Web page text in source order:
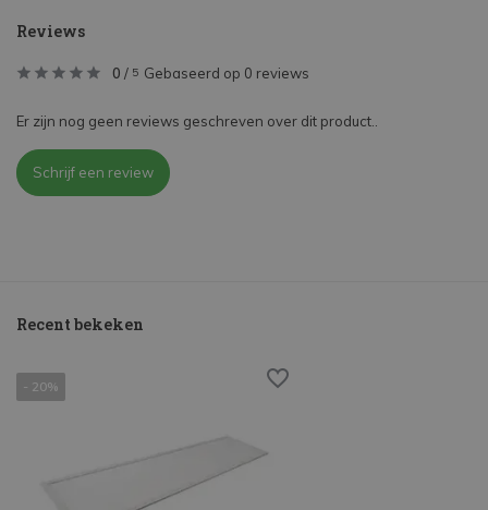
Reviews
0 / 5 Gebaseerd op 0 reviews
Er zijn nog geen reviews geschreven over dit product..
Schrijf een review
Recent bekeken
- 20%